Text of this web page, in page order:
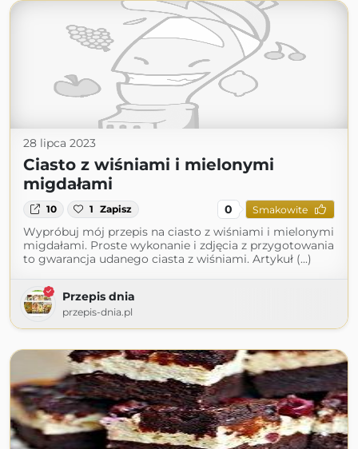
28 lipca 2023
Ciasto z wiśniami i mielonymi
migdałami
10 1 Zapisz 0 Smakowite
Wypróbuj mój przepis na ciasto z wiśniami i mielonymi
migdałami. Proste wykonanie i zdjęcia z przygotowania
to gwarancja udanego ciasta z wiśniami. Artykuł (...)
Przepis dnia
przepis-dnia.pl